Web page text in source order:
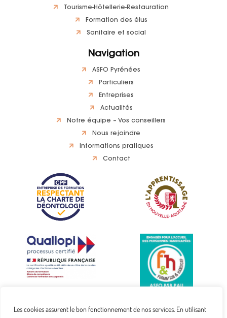
Les cookies assurent le bon fonctionnement de nos services. En utilisant
Tourisme-Hôtellerie-Restauration
Formation des élus
Sanitaire et social
Navigation
ASFO Pyrénées
Particuliers
Entreprises
Actualités
Notre équipe – Vos conseillers
Nous rejoindre
Informations pratiques
Contact